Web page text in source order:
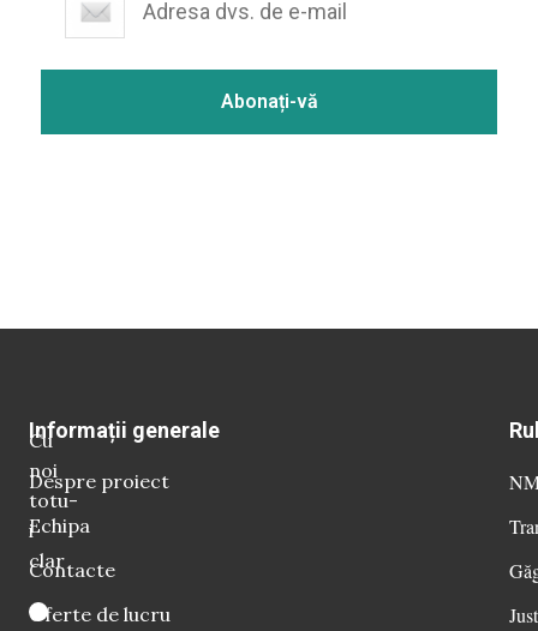
Cu
noi
totu-
i
clar
Informații generale
Despre proiect
Echipa
Contacte
Oferte de lucru